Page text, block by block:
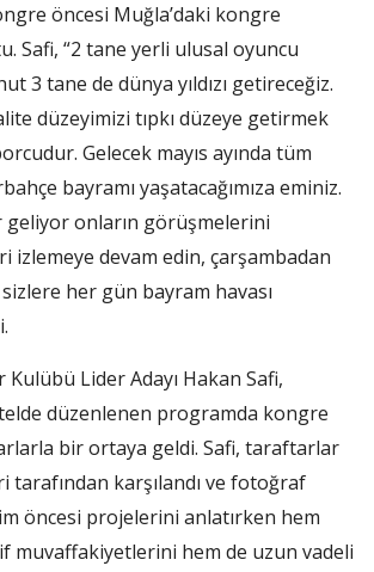
öncesi Muğla’daki kongre
Safi, “2 tane yerli ulusal oyuncu
3 tane de dünya yıldızı getireceğiz.
düzeyimizi tıpkı düzeye getirmek
Gelecek mayıs ayında tüm
bayramı yaşatacağımıza eminiz.
geliyor onların görüşmelerini
izlemeye devam edin, çarşambadan
her gün bayram havası
Kulübü Lider Adayı Hakan Safi,
düzenlenen programda kongre
bir ortaya geldi. Safi, taraftarlar
tarafından karşılandı ve fotoğraf
öncesi projelerini anlatırken hem
muvaffakiyetlerini hem de uzun vadeli